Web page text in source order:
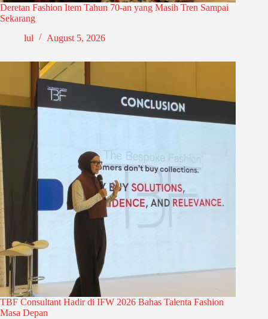
Deretan Fashion Item Tahun 70-an yang Masih Tren Sampai
Sekarang
lul
August 5, 2026
TBF Consultant Hadir di IFW 2026 Bahas Talenta Fashion
Masa Depan